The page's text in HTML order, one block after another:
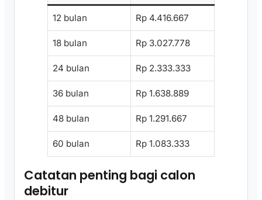
12 bulan Rp 4.416.667
18 bulan Rp 3.027.778
24 bulan Rp 2.333.333
36 bulan Rp 1.638.889
48 bulan Rp 1.291.667
60 bulan Rp 1.083.333
Catatan penting bagi calon
debitur